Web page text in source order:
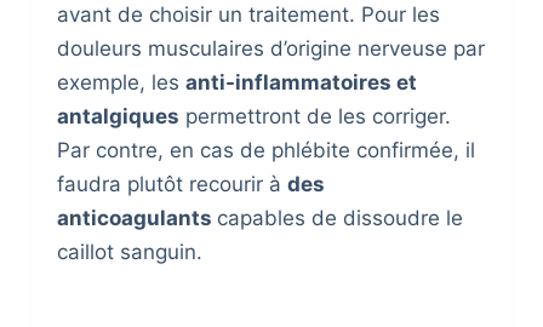
avant de choisir un traitement. Pour les
douleurs musculaires d’origine nerveuse par
exemple, les anti-inflammatoires et
antalgiques permettront de les corriger.
Par contre, en cas de phlébite confirmée, il
faudra plutôt recourir à des
anticoagulants capables de dissoudre le
caillot sanguin.